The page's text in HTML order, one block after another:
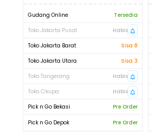
Gudang Online
Tersedia
Toko Jakarta Pusat
Habis
Toko Jakarta Barat
Sisa 8
Toko Jakarta Utara
Sisa 3
Toko Tangerang
Habis
Toko Cikupa
Habis
Pick n Go Bekasi
Pre Order
Pick n Go Depok Pre Order